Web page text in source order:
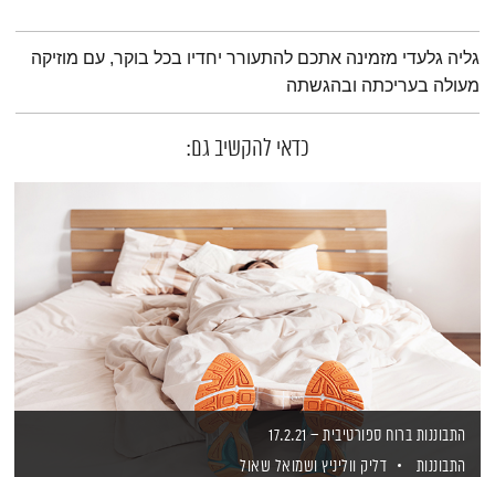
תמצית הפודקאסט
גליה גלעדי מזמינה אתכם להתעורר יחדיו בכל בוקר, עם מוזיקה
מעולה בעריכתה ובהגשתה
כדאי להקשיב גם:
התבוננות ברוח ספורטיבית – 17.2.21
התבוננות
דליק ווליניץ ושמואל שאול